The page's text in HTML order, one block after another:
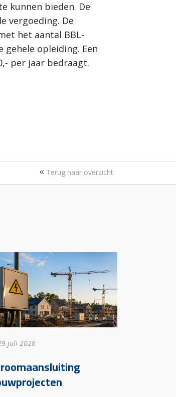
kunnen bieden. De
vergoeding. De
het aantal BBL-
opleiding. Een
per jaar bedraagt.
Terug naar overzicht
juli 2026